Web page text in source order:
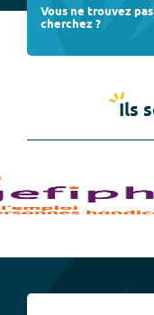
Vous ne trouvez
cherchez ?
Ils